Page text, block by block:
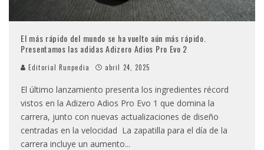
El más rápido del mundo se ha vuelto aún más rápido.
Presentamos las adidas Adizero Adios Pro Evo 2
Editorial Runpedia abril 24, 2025
El último lanzamiento presenta los ingredientes récord
vistos en la Adizero Adios Pro Evo 1 que domina la
carrera, junto con nuevas actualizaciones de diseño
centradas en la velocidad La zapatilla para el día de la
carrera incluye un aumento...